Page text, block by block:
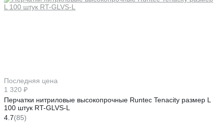
Последняя цена
1 320 ₽
Перчатки нитриловые высокопрочные Runtec Tenacity размер L
100 штук RT-GLVS-L
4.7(85)